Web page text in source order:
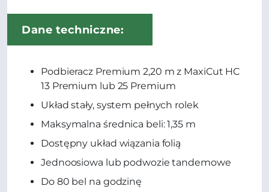
Dane techniczne:
Podbieracz Premium 2,20 m z MaxiCut HC
13 Premium lub 25 Premium
Układ stały, system pełnych rolek
Maksymalna średnica beli: 1,35 m
Dostępny układ wiązania folią
Jednoosiowa lub podwozie tandemowe
Do 80 bel na godzinę